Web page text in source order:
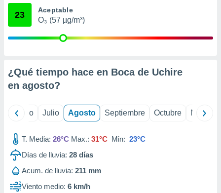
e
publicidad
1199
23 Aceptable
O₃ (57 µg/m³)
¿Qué tiempo hace en Boca de Uchire
en agosto?
Junio Julio Agosto Septiembre Octubre
T. Media: 26°C Max.: 31°C Min: 23°C
Días de lluvia: 28 días
Acum. de lluvia: 211 mm
Viento medio: 6 km/h